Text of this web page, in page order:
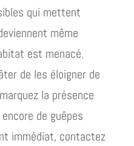
qui mettent
même
est menacé.
de les éloigner de
la présence
de guêpes
immédiat, contactez